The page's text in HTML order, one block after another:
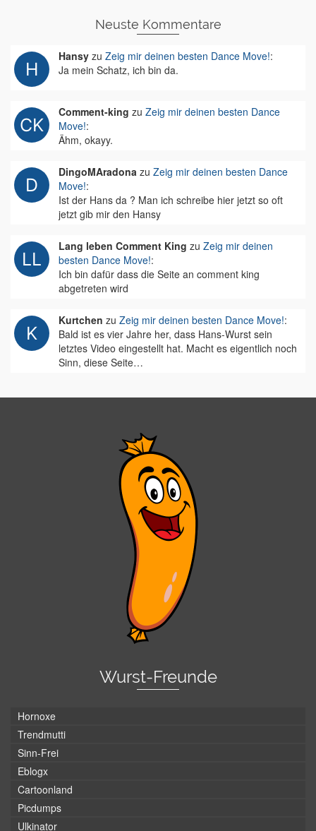
Neuste Kommentare
Hansy zu Zeig mir deinen besten Dance Move!:
Ja mein Schatz, ich bin da.
Comment-king zu Zeig mir deinen besten Dance
Move!:
Ähm, okayy.
DingoMAradona zu Zeig mir deinen besten Dance
Move!:
Ist der Hans da ? Man ich schreibe hier jetzt so oft
jetzt gib mir den Hansy
Lang leben Comment King zu Zeig mir deinen
besten Dance Move!:
Ich bin dafür dass die Seite an comment king
abgetreten wird
Kurtchen zu Zeig mir deinen besten Dance Move!:
Bald ist es vier Jahre her, dass Hans-Wurst sein
letztes Video eingestellt hat. Macht es eigentlich noch
Sinn, diese Seite…
Wurst-Freunde
Hornoxe
Trendmutti
Sinn-Frei
Eblogx
Cartoonland
Picdumps
Ulkinator